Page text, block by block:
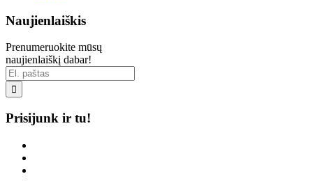
Naujienlaiškis
Prenumeruokite mūsų
naujienlaiškį dabar!

Prisijunk ir tu!